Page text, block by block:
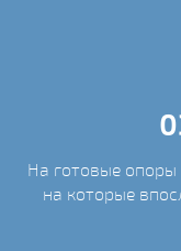
На готовые опоры
на которые